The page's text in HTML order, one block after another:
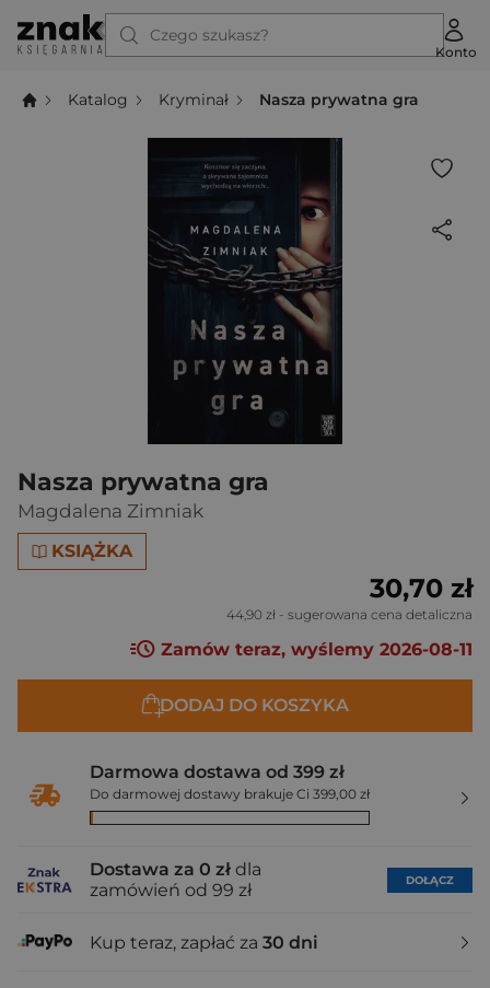
Czego szukasz?
Konto
Katalog Kryminał Nasza prywatna gra
Nasza prywatna gra
Magdalena Zimniak
KSIĄŻKA
30,70 zł
44,90 zł - sugerowana cena detaliczna
Zamów teraz, wyślemy 2026-08-11
DODAJ DO KOSZYKA
Darmowa dostawa od 399 zł
Do darmowej dostawy brakuje Ci 399,00 zł
Dostawa za 0 zł dla
zamówień od 99 zł
DOŁĄCZ
Kup teraz, zapłać za 30 dni